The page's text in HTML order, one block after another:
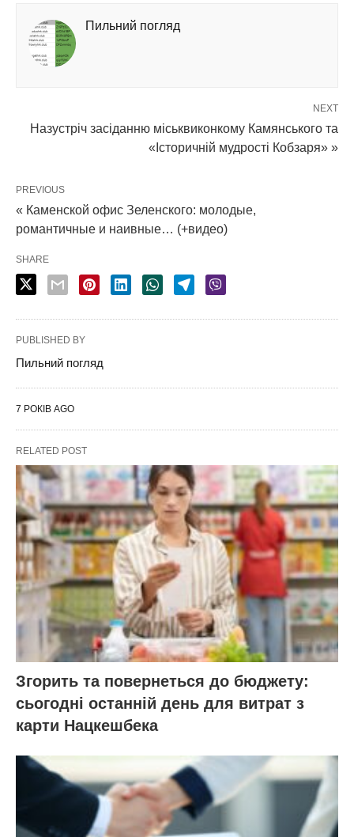
Пильний погляд
NEXT
Назустріч засіданню міськвиконкому Камянського та
«Історичній мудрості Кобзаря» »
PREVIOUS
« Каменской офис Зеленского: молодые,
романтичные и наивные… (+видео)
SHARE
PUBLISHED BY
Пильний погляд
7 РОКІВ AGO
RELATED POST
Згорить та повернеться до бюджету:
сьогодні останній день для витрат з
карти Нацкешбека